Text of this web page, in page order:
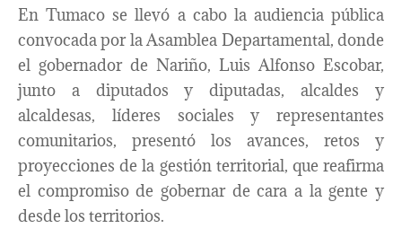
En Tumaco se llevó a cabo la audiencia pública
convocada por la Asamblea Departamental, donde
el gobernador de Nariño, Luis Alfonso Escobar,
junto a diputados y diputadas, alcaldes y
alcaldesas, líderes sociales y representantes
comunitarios, presentó los avances, retos y
proyecciones de la gestión territorial, que reafirma
el compromiso de gobernar de cara a la gente y
desde los territorios.